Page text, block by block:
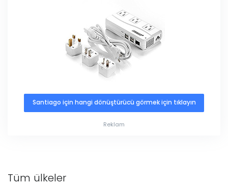
Santiago için hangi dönüştürücü görmek için tıklayın
Reklam
Tüm ülkeler